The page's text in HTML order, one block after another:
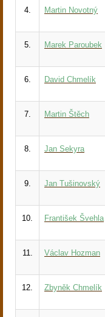
4. Martin Novotný
5. Marek Paroubek
6. David Chmelík
7. Martin Štěch
8. Jan Sekyra
9. Jan Tušinovský
10. František Švehla
11. Václav Hozman
12. Zbyněk Chmelík